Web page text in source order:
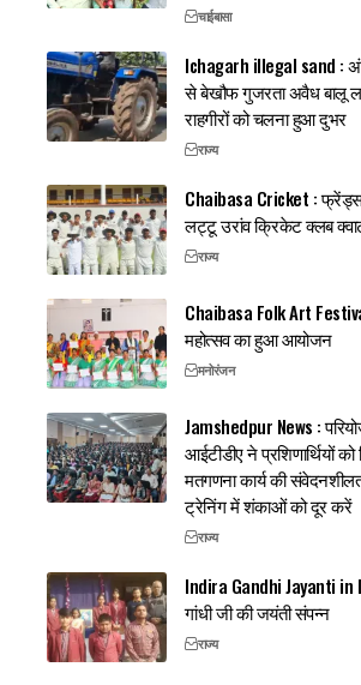
चाईबासा
Ichagarh illegal sand :
से बेखौफ गुजरता अवैध बालू
राहगीरों को चलना हुआ दुभर
राज्य
Chaibasa Cricket :
लट्टू उरांव क्रिकेट क्लब
राज्य
Chaibasa Folk Art
महोत्सव का हुआ आयोजन
मनोरंजन
Jamshedpur News :
आईटीडीए ने प्रशिणार्थियों
मतगणना कार्य की
ट्रेनिंग में शंकाओं को दूर करें
राज्य
Indira Gandhi Jayanti in
गांधी जी की जयंती संपन्न
राज्य